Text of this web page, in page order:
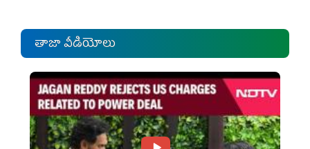
తాజా వీడియోలు